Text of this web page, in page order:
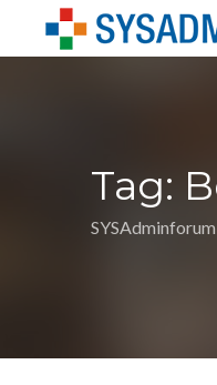
Tag:
SYSAdminforum